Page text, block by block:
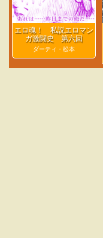
エロ魂！ 私説エロマン
ガ激闘史 第六回
ダーティ・松本